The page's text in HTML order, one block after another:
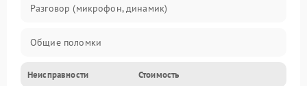
Разговор (микрофон, динамик)
Общие поломки
Проблемы связи
Неисправности Стоимость